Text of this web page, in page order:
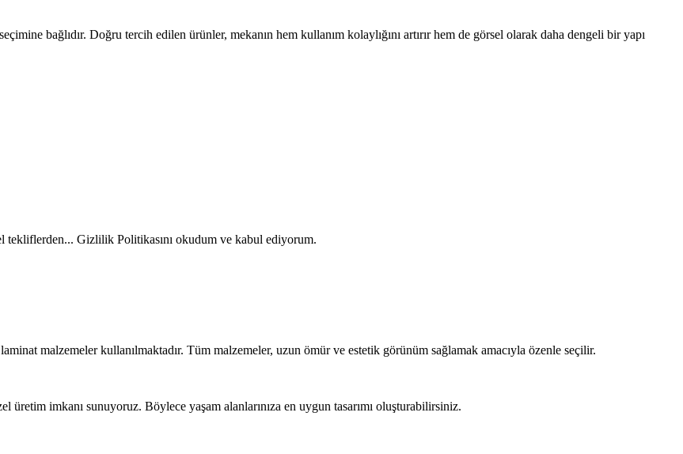
bağlıdır. Doğru tercih edilen ürünler, mekanın hem kullanım kolaylığını artırır hem de görsel olarak daha dengeli bir yapı
Gizlilik Politikasını okudum ve kabul ediyorum.
malzemeler kullanılmaktadır. Tüm malzemeler, uzun ömür ve estetik görünüm sağlamak amacıyla özenle seçilir.
imkanı sunuyoruz. Böylece yaşam alanlarınıza en uygun tasarımı oluşturabilirsiniz.